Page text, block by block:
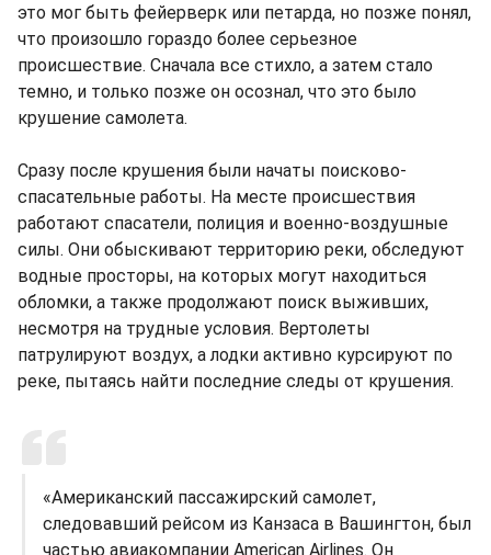
это мог быть фейерверк или петарда, но позже понял,
что произошло гораздо более серьезное
происшествие. Сначала все стихло, а затем стало
темно, и только позже он осознал, что это было
крушение самолета.
Сразу после крушения были начаты поисково-
спасательные работы. На месте происшествия
работают спасатели, полиция и военно-воздушные
силы. Они обыскивают территорию реки, обследуют
водные просторы, на которых могут находиться
обломки, а также продолжают поиск выживших,
несмотря на трудные условия. Вертолеты
патрулируют воздух, а лодки активно курсируют по
реке, пытаясь найти последние следы от крушения.
«Американский пассажирский самолет,
следовавший рейсом из Канзаса в Вашингтон, был
частью авиакомпании American Airlines. Он